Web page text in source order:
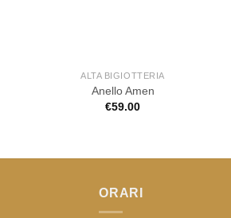
ALTA BIGIOTTERIA
Anello Amen
€59.00
ORARI